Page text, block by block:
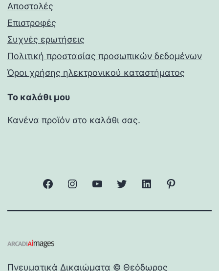
Αποστολές
Επιστροφές
Συχνές ερωτήσεις
Πολιτική προστασίας προσωπικών δεδομένων
Όροι χρήσης ηλεκτρονικού καταστήματος
Το καλάθι μου
Κανένα προϊόν στο καλάθι σας.
facebookInstagramYouTube Twitter Linkedin
Πνευματικά Δικαιώματα © Θεόδωρος